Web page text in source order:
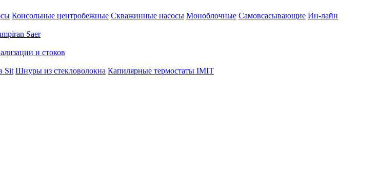
Консольные центробежные Скважинные насосы Моноблочные Самовсасывающие Ин-лайн
Saer
и стоков
Sit Шнуры из стекловолокна Капилярные термостаты IMIT